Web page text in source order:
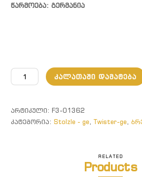
წარმოება: გერმანია
რაოდენობა:
Twister.
ჭიქა,
სალათისფერი
ᲙᲐᲚᲐᲗᲐᲨᲘ ᲓᲐᲛᲐᲢᲔᲑᲐ
ᲐᲠᲢᲘᲙᲣᲚᲘ:F3-01362
ᲙᲐᲢᲔᲒᲝᲠᲘᲐ:Stolzle - ge,Twister-ge,
RELATED
Products